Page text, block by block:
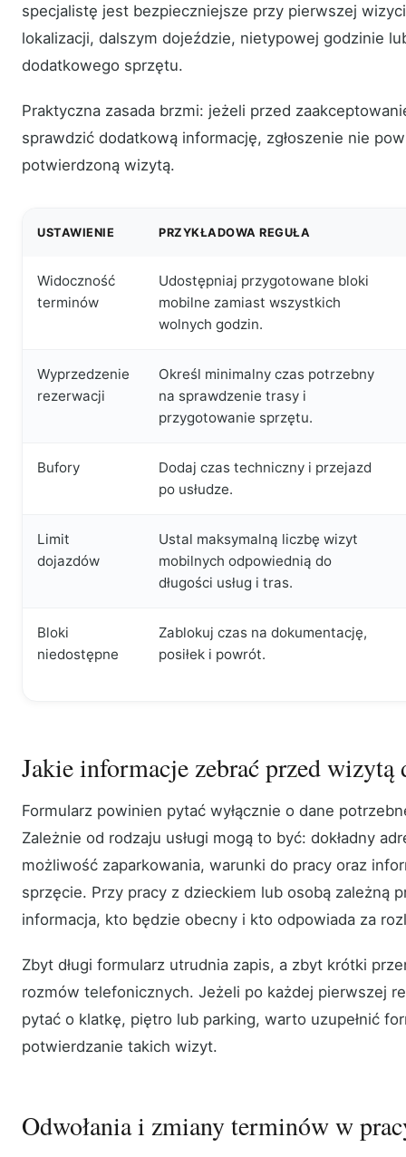
specjalistę jest bezpieczniejsze przy pierwszej
lokalizacji, dalszym dojeździe, nietypowej godzinie
dodatkowego sprzętu.
Praktyczna zasada brzmi: jeżeli przed
sprawdzić dodatkową informację, zgłoszenie nie
potwierdzoną wizytą.
USTAWIENIE PRZYKŁADOWA REGUŁA
Widoczność
terminów
Udostępniaj przygotowane bloki
mobilne zamiast wszystkich
wolnych godzin.
Wyprzedzenie
rezerwacji
Określ minimalny czas potrzebny
na sprawdzenie trasy i
przygotowanie sprzętu.
Bufory
Dodaj czas techniczny i przejazd
po usłudze.
Limit
dojazdów
Ustal maksymalną liczbę wizyt
mobilnych odpowiednią do
długości usług i tras.
Bloki
niedostępne
Zablokuj czas na dokumentację,
posiłek i powrót.
Jakie informacje zebrać przed wizytą
Formularz powinien pytać wyłącznie o dane
Zależnie od rodzaju usługi mogą to być: dokładny
możliwość zaparkowania, warunki do pracy oraz
sprzęcie. Przy pracy z dzieckiem lub osobą zależną
informacja, kto będzie obecny i kto odpowiada za
Zbyt długi formularz utrudnia zapis, a zbyt krótki
rozmów telefonicznych. Jeżeli po każdej pierwszej
pytać o klatkę, piętro lub parking, warto uzupełnić
potwierdzanie takich wizyt.
Odwołania i zmiany terminów w